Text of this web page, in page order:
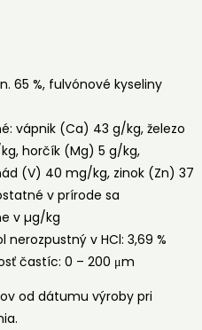
65 %, fulvónové kyseliny
vápnik (Ca) 43 g/kg, železo
horčík (Mg) 5 g/kg,
(V) 40 mg/kg, zinok (Zn) 37
v prírode sa
v µg/kg
nerozpustný v HCl: 3,69 %
častíc: 0 – 200 μm
od dátumu výroby pri